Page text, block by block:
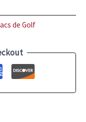
de Golf